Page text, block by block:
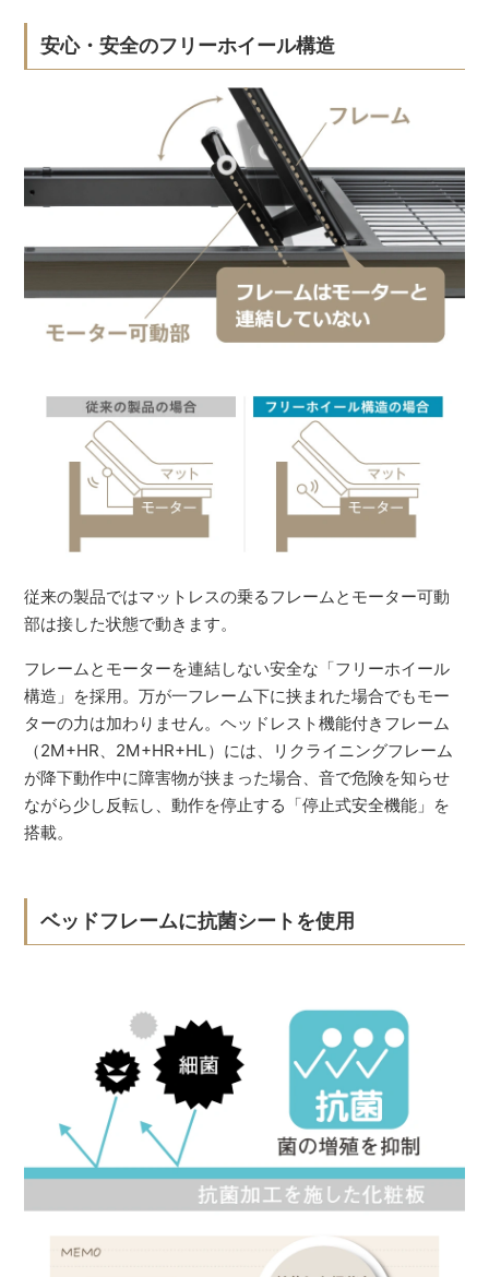
安心・安全のフリーホイール構造
従来の製品ではマットレスの乗るフレームとモーター可動
部は接した状態で動きます。
フレームとモーターを連結しない安全な「フリーホイール
構造」を採用。万が一フレーム下に挟まれた場合でもモー
ターの力は加わりません。ヘッドレスト機能付きフレーム
（2M+HR、2M+HR+HL）には、リクライニングフレーム
が降下動作中に障害物が挟まった場合、音で危険を知らせ
ながら少し反転し、動作を停止する「停止式安全機能」を
搭載。
ベッドフレームに抗菌シートを使用